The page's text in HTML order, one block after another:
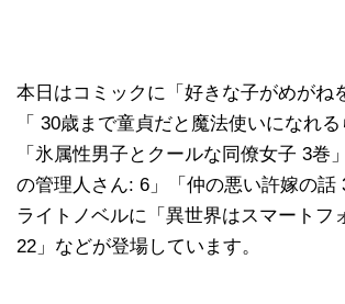
本日はコミックに「好きな子がめがね
「 30歳まで童貞だと魔法使いになれる
「氷属性男子とクールな同僚女子 3巻
の管理人さん: 6」「仲の悪い許嫁の話
ライトノベルに「異世界はスマートフ
22」などが登場しています。